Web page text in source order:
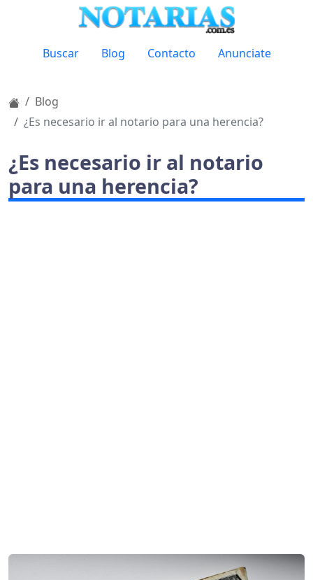
Buscar Blog Contacto Anunciate
Blog
¿Es necesario ir al notario para una herencia?
¿Es necesario ir al notario
para una herencia?